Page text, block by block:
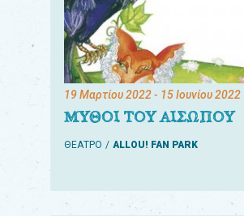
19 Μαρτίου 2022- 15 Ιουνίου 2022
ΜΥΘΟΙ ΤΟΥ ΑΙΣΩΠΟΥ
ΘΕΑΤΡΟ ALLOU! FAN PARK